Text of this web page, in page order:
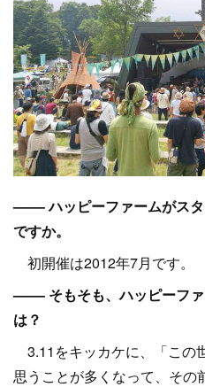
–––– ハッピーファームがス
ですか。
初開催は2012年7月です。
–––– そもそも、ハッピーフ
は？
3.11をキッカケに、「この
思うことが多くなって、その